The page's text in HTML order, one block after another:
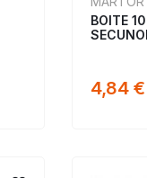
BOITE
4,84 €